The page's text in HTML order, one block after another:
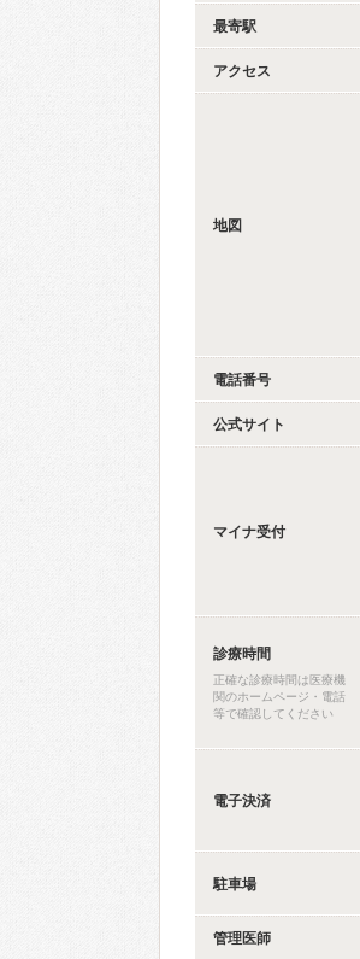
最寄駅
アクセス
地図
電話番号
公式サイト
マイナ受付
診療時間
正確な診療時間は医療機
関のホームページ・電話
等で確認してください
電子決済
駐車場
管理医師